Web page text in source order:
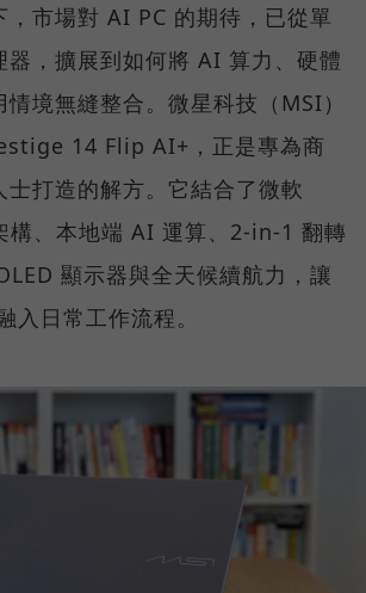
，市場對 AI PC 的期待，已從單
器，擴展到如何將 AI 算力、硬體
境無縫整合。微星科技（MSI）
14 Flip AI+，正是專為商
士打造的解方。它結合了微軟
、本地端 AI 運算、2-in-1 翻轉
顯示器與全天候續航力，讓
入日常工作流程。